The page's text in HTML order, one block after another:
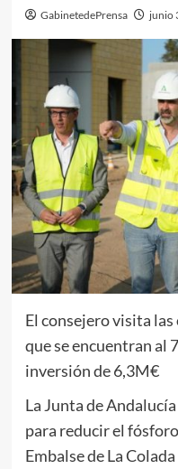
GabinetedePrensa junio
El consejero visita
que se encuentran al
inversión de 6,3M€
La Junta de
para reducir el
Embalse de La